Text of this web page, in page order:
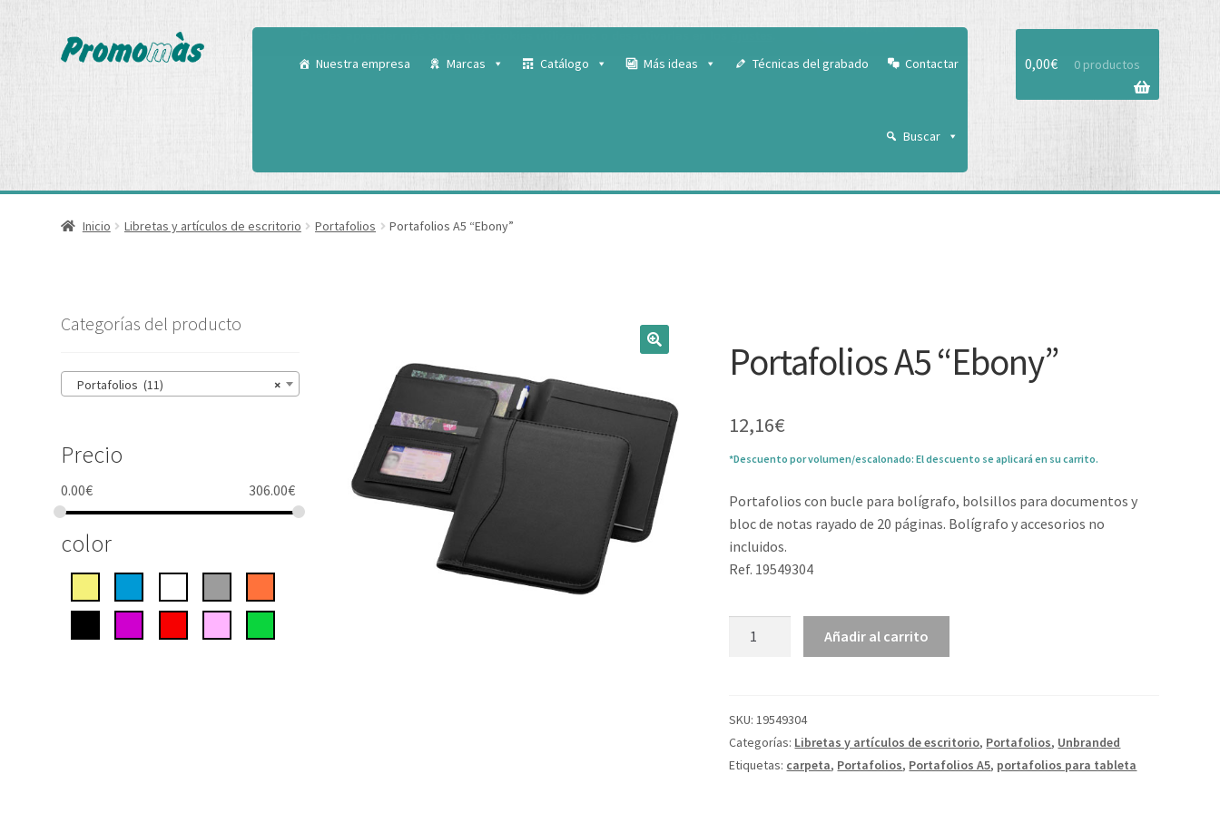
Nuestra empresa Marcas Catálogo Más ideas Técnicas del grabado Contactar
Buscar
0,00€ 0 productos
Inicio Libretas y artículos de escritorio Portafolios Portafolios A5 “Ebony”
Portafolios A5 “Ebony”
12,16€
*Descuento por volumen/escalonado: El descuento se aplicará en su carrito.
Portafolios con bucle para bolígrafo, bolsillos para documentos y
bloc de notas rayado de 20 páginas. Bolígrafo y accesorios no
incluidos.
Ref. 19549304
Añadir al carrito
SKU:19549304
Categorías: Libretas y artículos de escritorio, Portafolios, Unbranded
Etiquetas: carpeta, Portafolios, Portafolios A5, portafolios para tableta
Categorías del producto
×
Portafolios (11)
Precio
0.00€ 306.00€
color
Aceptar